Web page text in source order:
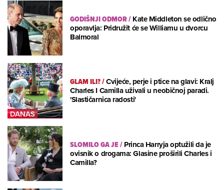
GODIŠNJI ODMOR/Kate Middleton se odlično
oporavlja: Pridružit će se Williamu u dvorcu
Balmoral
GLAM ILI?/Cvijeće, perje i ptice na glavi: Kralj
Charles I Camilla uživali u neobičnoj paradi.
'Slastičarnica radosti'
SLOMILO GA JE/Princa Harryja optužili da je
ovisnik o drogama: Glasine proširili Charles i
Camilla?